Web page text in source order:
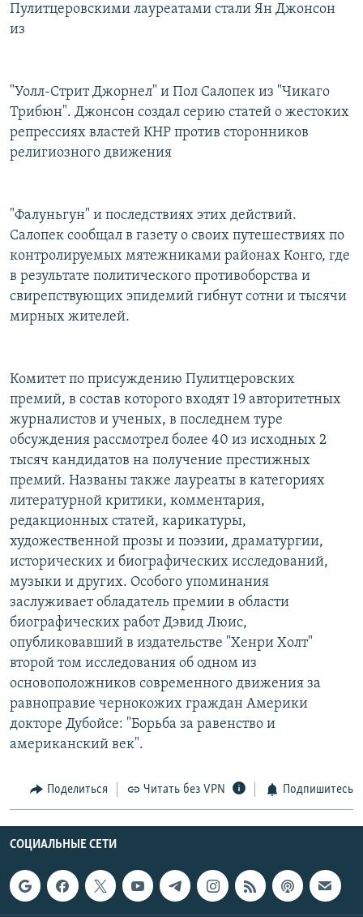
Пулитцеровскими лауреатами стали Ян Джонсон
из
"Уолл-Стрит Джорнел" и Пол Салопек из "Чикаго
Трибюн". Джонсон создал серию статей о жестоких
репрессиях властей КНР против сторонников
религиозного движения
"Фалуньгун" и последствиях этих действий.
Салопек сообщал в газету о своих путешествиях по
контролируемых мятежниками районах Конго, где
в результате политического противоборства и
свирепствующих эпидемий гибнут сотни и тысячи
мирных жителей.
Комитет по присуждению Пулитцеровских
премий, в состав которого входят 19 авторитетных
журналистов и ученых, в последнем туре
обсуждения рассмотрел более 40 из исходных 2
тысяч кандидатов на получение престижных
премий. Названы также лауреаты в категориях
литературной критики, комментария,
редакционных статей, карикатуры,
художественной прозы и поэзии, драматургии,
исторических и биографических исследований,
музыки и других. Особого упоминания
заслуживает обладатель премии в области
биографических работ Дэвид Люис,
опубликовавший в издательстве "Хенри Холт"
второй том исследования об одном из
основоположников современного движения за
равноправие чернокожих граждан Америки
докторе Дубойсе: "Борьба за равенство и
американский век".
Поделиться Читать без VPN Подпишитесь
СОЦИАЛЬНЫЕ СЕТИ